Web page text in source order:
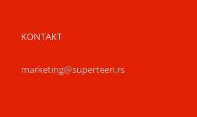
KONTAKT
marketing@superteen.rs